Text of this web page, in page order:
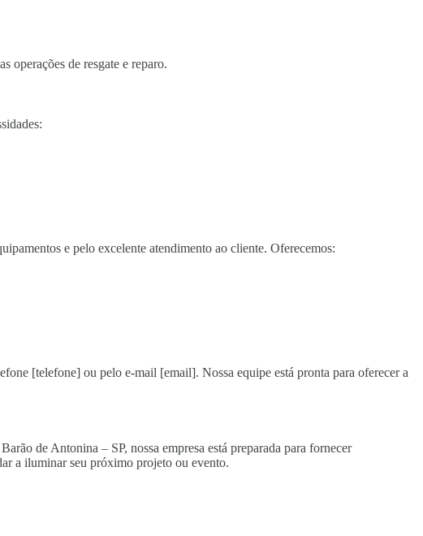
operações de resgate e reparo.
e pelo excelente atendimento ao cliente. Oferecemos:
[telefone] ou pelo e-mail [email]. Nossa equipe está pronta para oferecer a
de Antonina – SP, nossa empresa está preparada para fornecer
a iluminar seu próximo projeto ou evento.